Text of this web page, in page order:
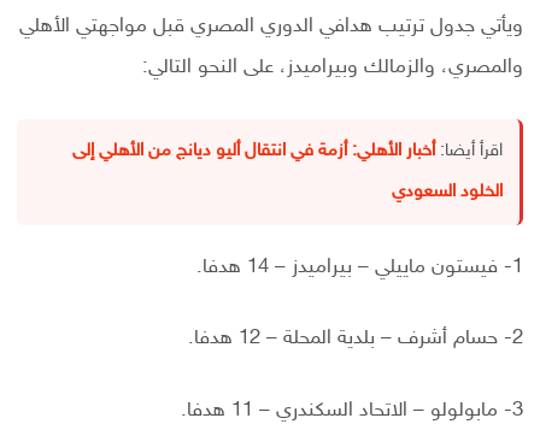
ويأتي جدول ترتيب هدافي الدوري المصري قبل مواجهتي الأهلي
والمصري، والزمالك وبيراميدز، على النحو التالي:
اقرأ أيضا: أخبار الأهلي: أزمة في انتقال أليو ديانج من الأهلي إلى
الخلود السعودي
1- فيستون ماييلي – بيراميدز – 14 هدفا.
2- حسام أشرف – بلدية المحلة – 12 هدفا.
3- مابولولو – الاتحاد السكندري – 11 هدفا.